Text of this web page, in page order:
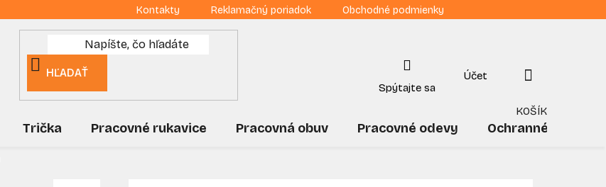
Kontakty Reklamačný poriadok Obchodné podmienky
HĽADAŤ
NÁKUPNÝ
KOŠÍK
Trička Pracovné rukavice Pracovná obuv Pracovné odevy Ochranné